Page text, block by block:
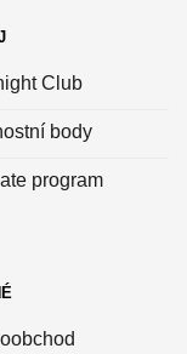
Club
body
program